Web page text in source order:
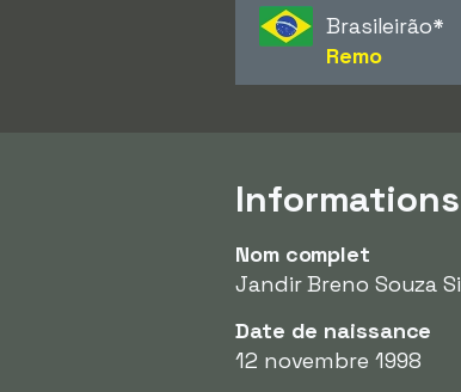
Brasileirão*
Remo
Nom complet
Jandir Breno Souza
Date de naissance
12 novembre 1998